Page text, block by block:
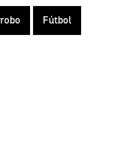
robo Fútbol